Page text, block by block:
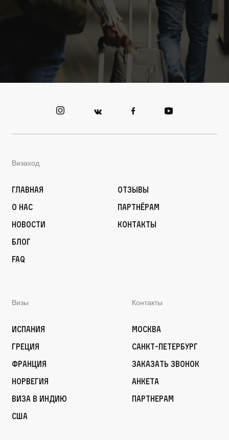
Визаход
Главная
О нас
Новости
Блог
FAQ
Отзывы
Партнёрам
Контакты
Визы
Испания
Греция
Франция
Норвегия
Виза в Индию
США
Контакты
Москва
Санкт-Петербург
Заказать звонок
Анкета
Партнерам